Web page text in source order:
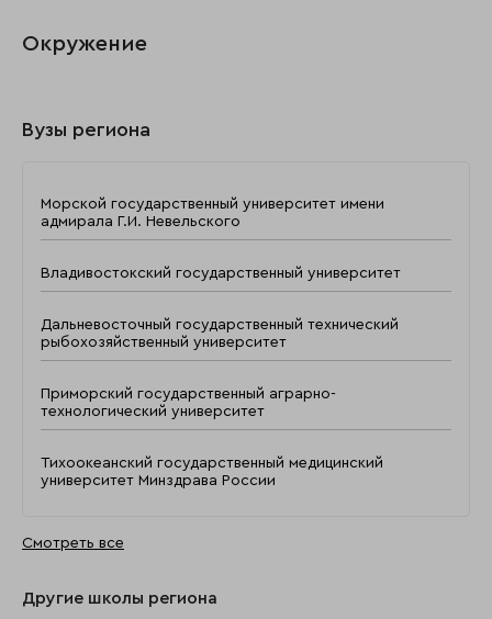
Окружение
Вузы региона
Морской государственный университет имени
адмирала Г.И. Невельского
Владивостокский государственный университет
Дальневосточный государственный технический
рыбохозяйственный университет
Приморский государственный аграрно-
технологический университет
Тихоокеанский государственный медицинский
университет Минздрава России
Смотреть все
Другие школы региона